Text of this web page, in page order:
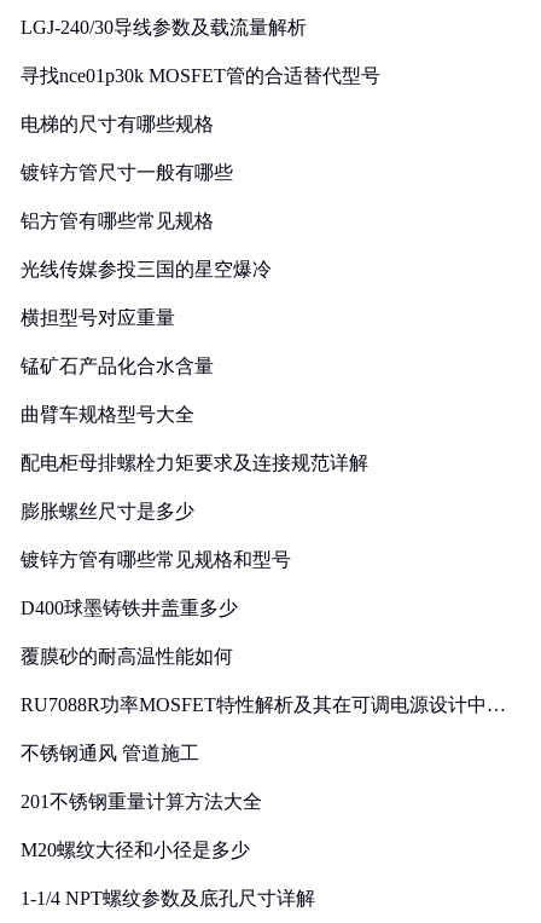
LGJ-240/30导线参数及载流量解析
寻找nce01p30k MOSFET管的合适替代型号
电梯的尺寸有哪些规格
镀锌方管尺寸一般有哪些
铝方管有哪些常见规格
光线传媒参投三国的星空爆冷
横担型号对应重量
锰矿石产品化合水含量
曲臂车规格型号大全
配电柜母排螺栓力矩要求及连接规范详解
膨胀螺丝尺寸是多少
镀锌方管有哪些常见规格和型号
D400球墨铸铁井盖重多少
覆膜砂的耐高温性能如何
RU7088R功率MOSFET特性解析及其在可调电源设计中的
不锈钢通风 管道施工
201不锈钢重量计算方法大全
M20螺纹大径和小径是多少
1-1/4 NPT螺纹参数及底孔尺寸详解